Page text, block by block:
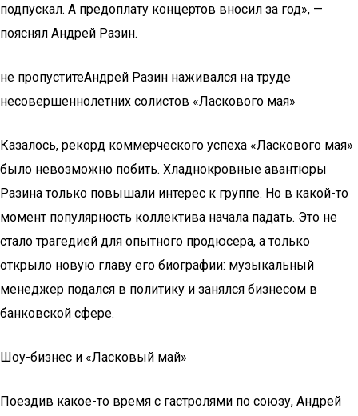
подпускал. А предоплату концертов вносил за год», —
пояснял Андрей Разин.
не пропуститеАндрей Разин наживался на труде
несовершеннолетних солистов «Ласкового мая»
Казалось, рекорд коммерческого успеха «Ласкового мая»
было невозможно побить. Хладнокровные авантюры
Разина только повышали интерес к группе. Но в какой-то
момент популярность коллектива начала падать. Это не
стало трагедией для опытного продюсера, а только
открыло новую главу его биографии: музыкальный
менеджер подался в политику и занялся бизнесом в
банковской сфере.
Шоу-бизнес и «Ласковый май»
Поездив какое-то время с гастролями по союзу, Андрей